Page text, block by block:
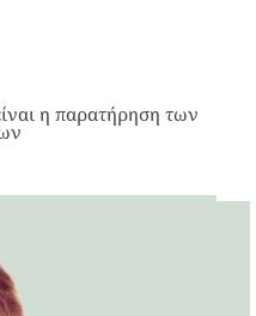
η παρατήρηση των